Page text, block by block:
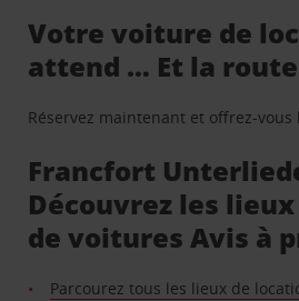
Votre voiture de
attend … Et la
Réservez maintenant et offrez-vous
Francfort
Découvrez les
de voitures Avis à
Parcourez tous les lieux de